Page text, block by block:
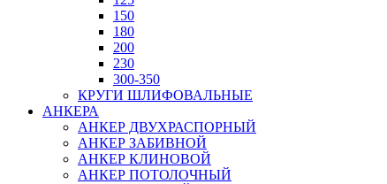
150
180
200
230
300-350
КРУГИ ШЛИФОВАЛЬНЫЕ
АНКЕРА
АНКЕР ДВУХРАСПОРНЫЙ
АНКЕР ЗАБИВНОЙ
АНКЕР КЛИНОВОЙ
АНКЕР ПОТОЛОЧНЫЙ